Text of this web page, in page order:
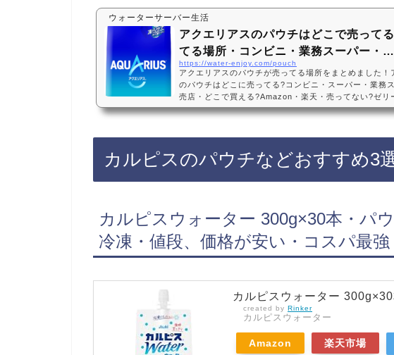
ウォーターサーバー生活
アクエリアスのパウチはどこで売って
てる場所・コンビニ・業務スーパー・…
https://water-enjoy.com/pouch
アクエリアスのパウチが売ってる場所をまとめました！
のパウチはどこに売ってる?コンビニ・スーパー・業務
売店・どこで買える?Amazon・楽天・売ってない?ゼリ
エリアスのパウチは、コンビニ、スーパー、業務スーパ
ハンディパック 300g×30本・パウチ・おいしい・凍らせ
価格が安…
カルピスのパウチなどおすすめ3
カルピスウォーター 300g×30本・パ
冷凍・値段、価格が安い・コスパ最強
カルピスウォーター 300g×30
created by Rinker
カルピスウォーター
Amazon 楽天市場